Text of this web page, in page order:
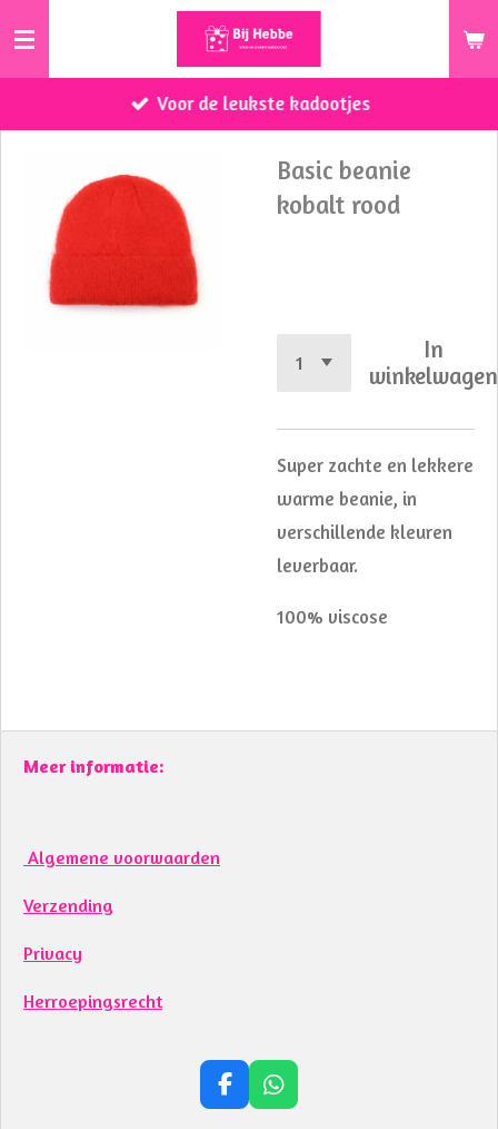
Ga
de
Voor de leukste kadootjes
Basic beanie
kobalt rood
In
winkelwagen
Super zachte en lekkere
warme beanie, in
verschillende kleuren
leverbaar.
100% viscose
Meer informatie:
Algemene voorwaarden
Verzending
Privacy
Herroepingsrecht
F
a
W
h